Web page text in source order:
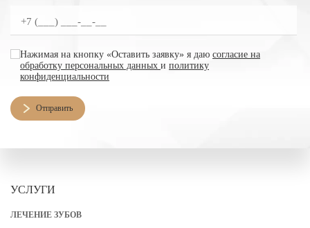
согласие на обработку персональных данных
Нажимая на кнопку «Оставить заявку» я даю согласие на
обработку персональных данных и политику
конфиденциальности
Отправить
УСЛУГИ
ЛЕЧЕНИЕ ЗУБОВ